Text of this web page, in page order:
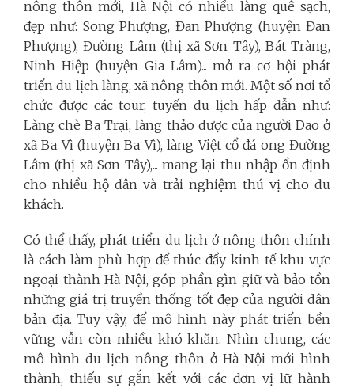
nông thôn mới, Hà Nội có nhiều làng quê sạch,
đẹp như: Song Phượng, Đan Phượng (huyện Đan
Phượng), Đường Lâm (thị xã Sơn Tây), Bát Tràng,
Ninh Hiệp (huyện Gia Lâm)... mở ra cơ hội phát
triển du lịch làng, xã nông thôn mới. Một số nơi tổ
chức được các tour, tuyến du lịch hấp dẫn như:
Làng chè Ba Trại, làng thảo dược của người Dao ở
xã Ba Vì (huyện Ba Vì), làng Việt cổ đá ong Đường
Lâm (thị xã Sơn Tây),... mang lại thu nhập ổn định
cho nhiều hộ dân và trải nghiệm thú vị cho du
khách.
Có thể thấy, phát triển du lịch ở nông thôn chính
là cách làm phù hợp để thúc đẩy kinh tế khu vực
ngoại thành Hà Nội, góp phần gìn giữ và bảo tồn
những giá trị truyền thống tốt đẹp của người dân
bản địa. Tuy vậy, để mô hình này phát triển bền
vững vẫn còn nhiều khó khăn. Nhìn chung, các
mô hình du lịch nông thôn ở Hà Nội mới hình
thành, thiếu sự gắn kết với các đơn vị lữ hành